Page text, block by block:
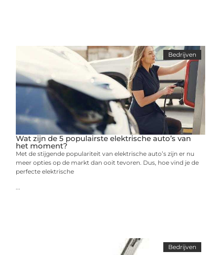
Bedrijven
Wat zijn de 5 populairste elektrische auto’s van
het moment?
Met de stijgende populariteit van elektrische auto’s zijn er nu
meer opties op de markt dan ooit tevoren. Dus, hoe vind je de
perfecte elektrische
...
Bedrijven